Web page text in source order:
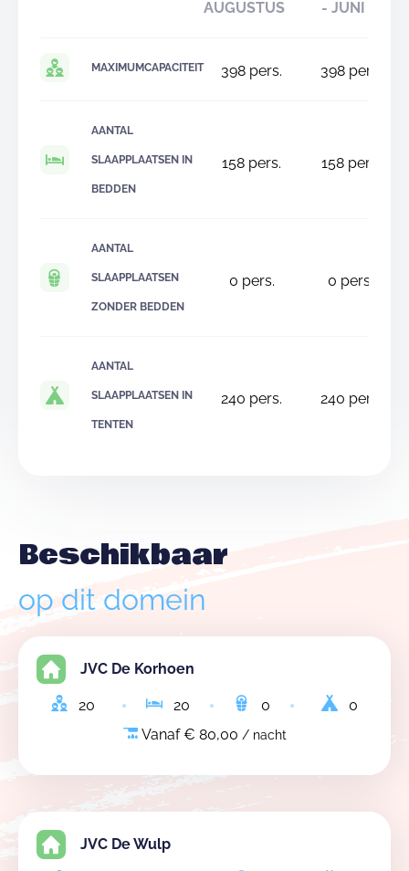
AUGUSTUS
- JUNI
MAXIMUMCAPACITEIT 398 pers. 398pers.
AANTAL
SLAAPPLAATSEN IN
BEDDEN
158 pers. 158pers.
AANTAL
SLAAPPLAATSEN
ZONDER BEDDEN
0 pers. 0 pers.
AANTAL
SLAAPPLAATSEN IN
TENTEN
240 pers. 240 pers.
Beschikbaar
op dit domein
JVC De Korhoen
20 20 0
0
Vanaf € 80,00 / nacht
JVC De Wulp